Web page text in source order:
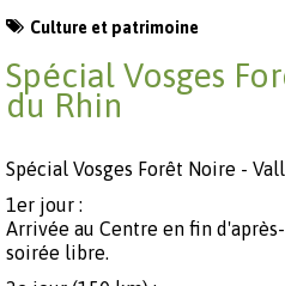
Culture et patrimoine
Spécial Vosges
du Rhin
Spécial Vosges Forêt Noire -
1er jour :
Arrivée au Centre en fin
soirée libre.